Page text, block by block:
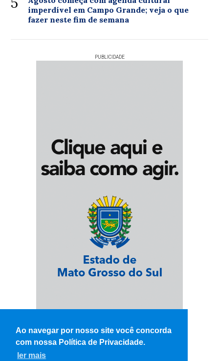
Ao navegar por nosso site você concorda
com nossa Política de Privacidade.
ler mais
imperdível em Campo Grande; veja o que
fazer neste fim de semana
PUBLICIDADE